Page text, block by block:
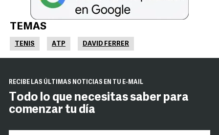
TEMAS
TENIS ATP DAVID FERRER
RECIBE LAS ÚLTIMAS NOTICIAS EN TU E-MAIL
Todo lo que necesitas saber para
comenzar tu día